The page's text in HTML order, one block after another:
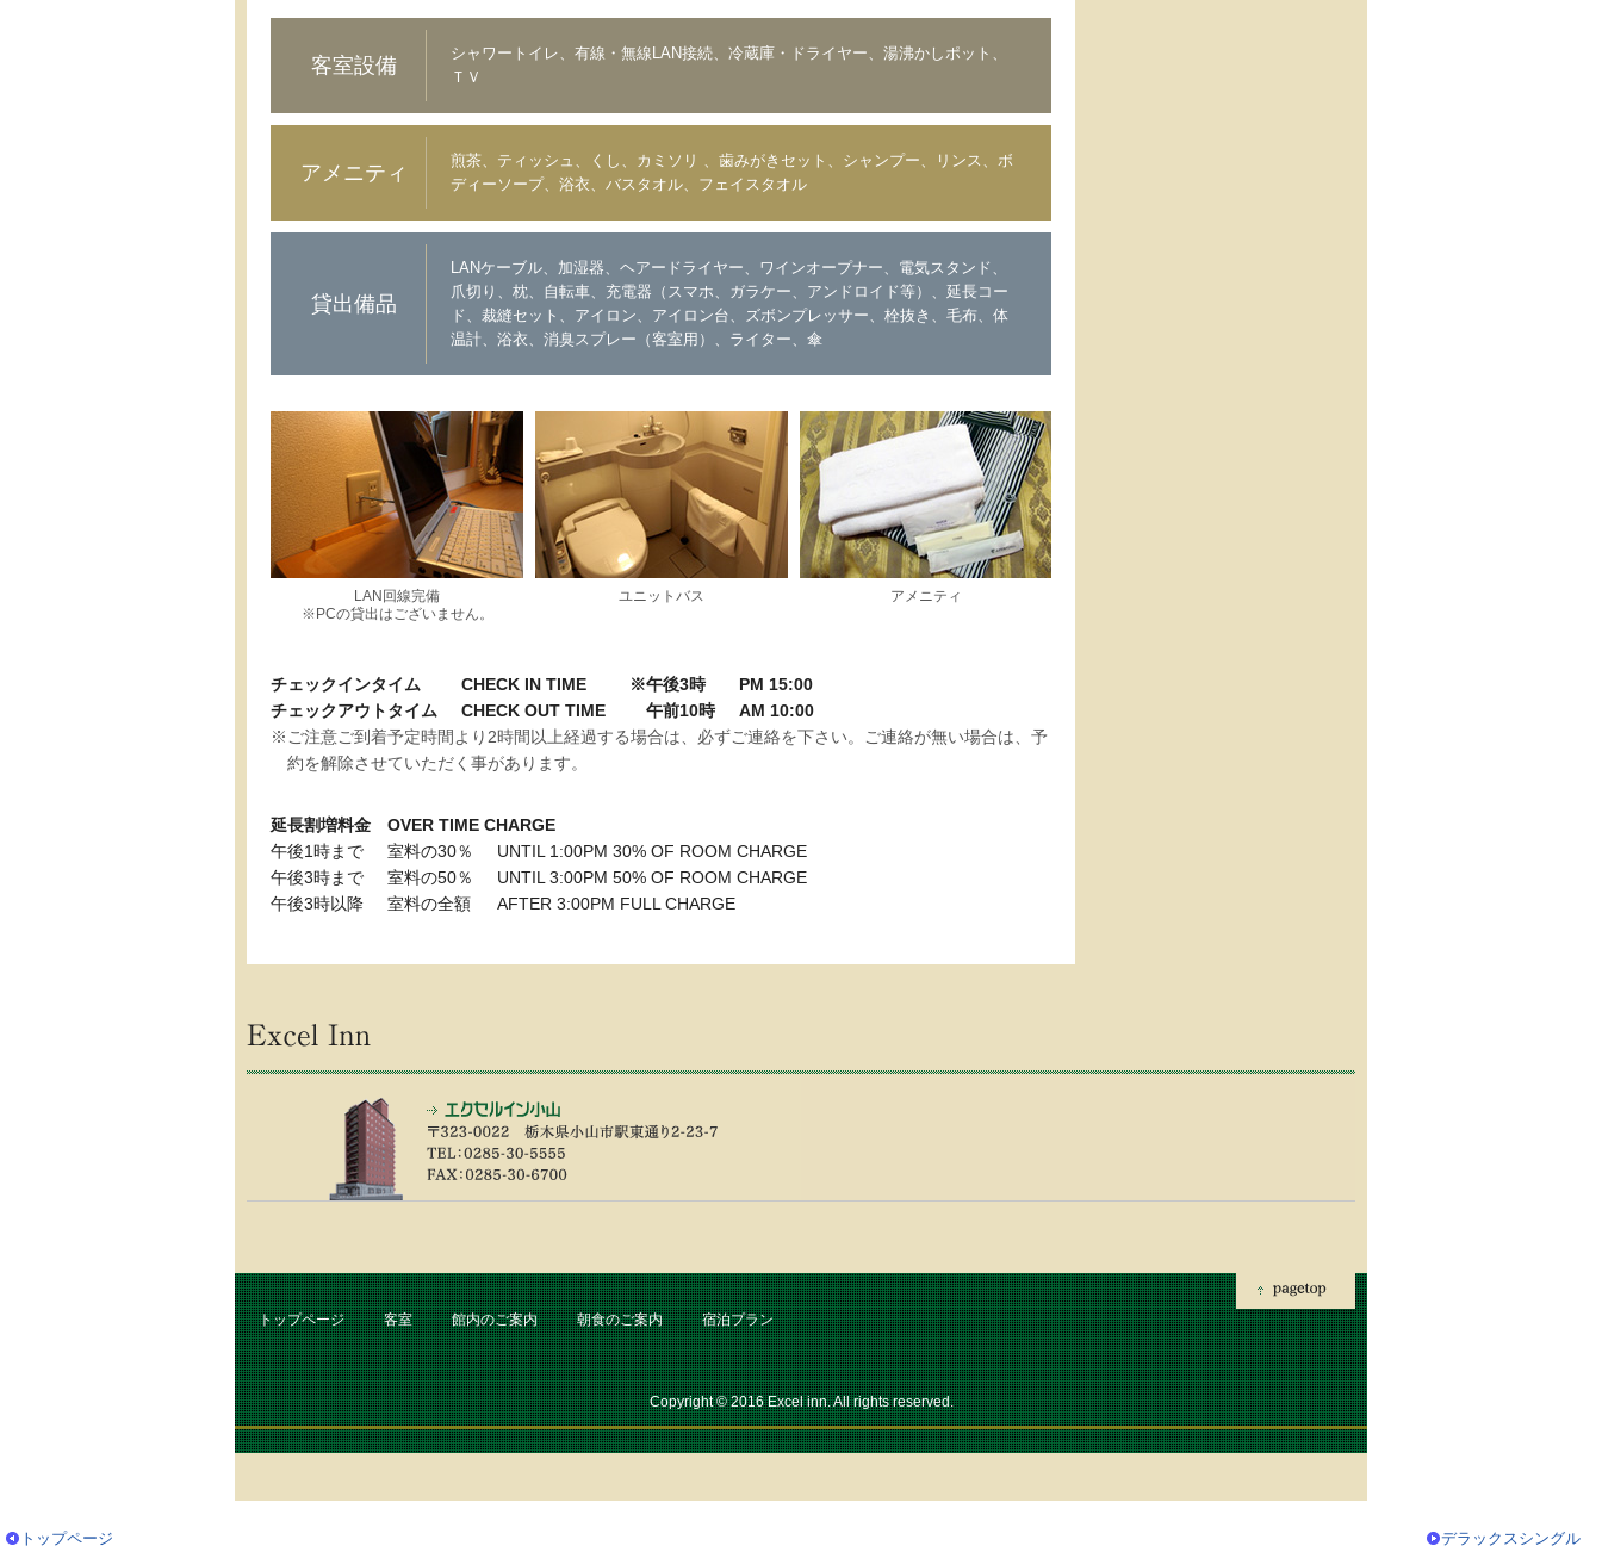
客室設備
シャワートイレ、有線・無線LAN接続、冷蔵庫・ドライヤー、湯沸かしポット、
ＴＶ
アメニティ
煎茶、ティッシュ、くし、カミソリ 、歯みがきセット、シャンプー、リンス、ボ
ディーソープ、浴衣、バスタオル、フェイスタオル
貸出備品
LANケーブル、加湿器、ヘアードライヤー、ワインオープナー、電気スタンド、
爪切り、枕、自転車、充電器（スマホ、ガラケー、アンドロイド等）、延長コー
ド、裁縫セット、アイロン、アイロン台、ズボンプレッサー、栓抜き、毛布、体
温計、浴衣、消臭スプレー（客室用）、ライター、傘
LAN回線完備
※PCの貸出はございません。
ユニットバス アメニティ
チェックインタイム CHECK IN TIME ※午後3時
PM 15:00
チェックアウトタイム
CHECK OUT TIME 午前10時
AM 10:00
※ご注意ご到着予定時間より2時間以上経過する場合は、必ずご連絡を下さい。ご連絡が無い場合は、予
約を解除させていただく事があります。
延長割増料金 OVER TIME CHARGE
午後1時まで
室料の30％
UNTIL 1:00PM 30% OF ROOM CHARGE
午後3時まで
室料の50％
UNTIL 3:00PM 50% OF ROOM CHARGE
午後3時以降
室料の全額 AFTER 3:00PM FULL CHARGE
トップページ 客室 館内のご案内 朝食のご案内 宿泊プラン
Copyright © 2016 Excel inn. All rights reserved.
トップページ デラックスシングル